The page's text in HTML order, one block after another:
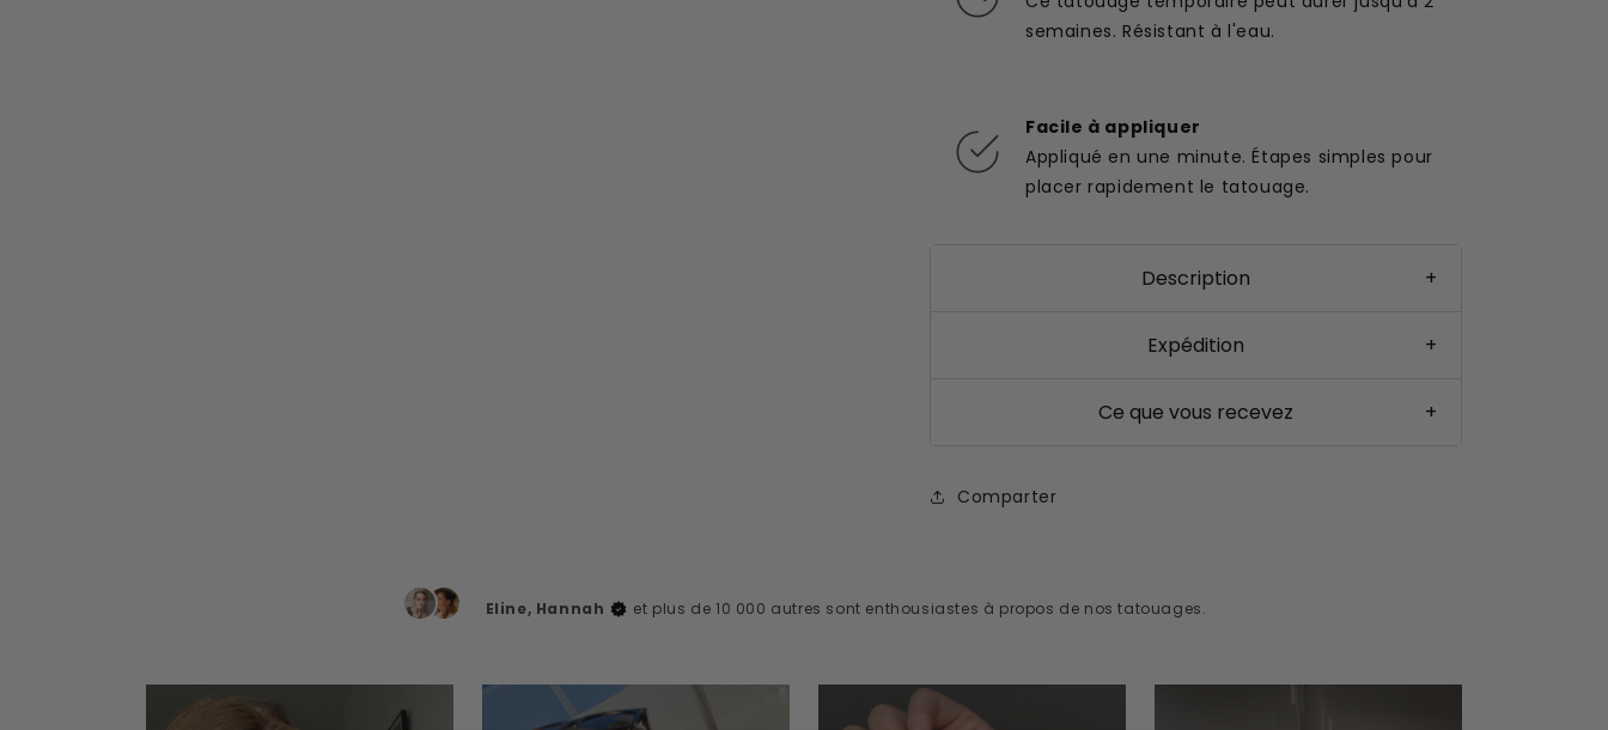
semaines. Résistant à l'eau.
Facile à appliquer
Appliqué en une minute. Étapes simples pour
placer rapidement le tatouage.
Description +
Expédition +
Ce que vous recevez +
Comparter
Eline, Hannah et plus de 10 000 autres sont enthousiastes à propos de nos tatouages.